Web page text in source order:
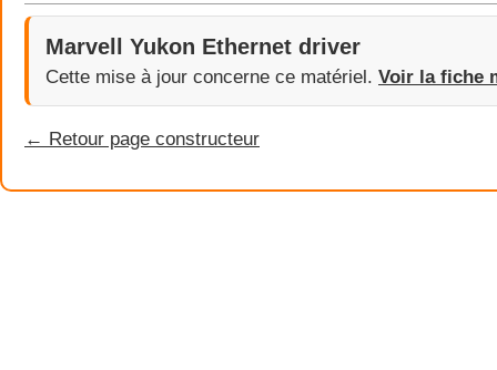
Marvell Yukon Ethernet driver
Cette mise à jour concerne ce matériel. Voir la fiche
← Retour page constructeur